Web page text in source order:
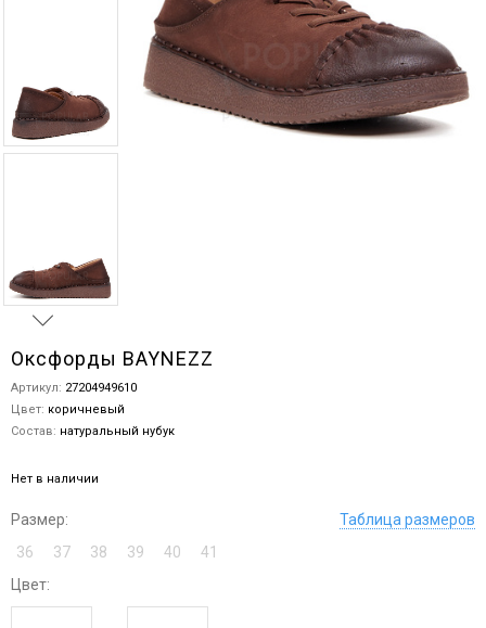
Оксфорды BAYNEZZ
Артикул: 27204949610
Цвет: коричневый
Состав: натуральный нубук
Нет в наличии
Размер:
Таблица размеров
36
37 38 39 40
41
Цвет: